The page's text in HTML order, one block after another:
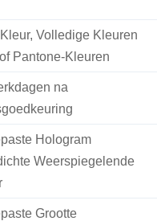
Volledige Kleuren
Pantone-Kleuren
na
Hologram
Weerspiegelende
Grootte